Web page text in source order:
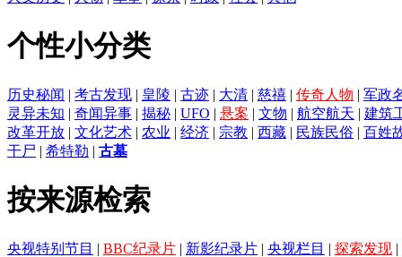
个性小分类
历史秘闻 | 考古发现 | 皇陵 | 古迹 | 大清 | 慈禧 | 传奇人物 | 军政
灵异未知 | 奇闻异事 | 揭秘 | UFO | 悬案 | 文物 | 航空航天 | 建筑
改革开放 | 文化艺术 | 农业 | 经济 | 宗教 | 西藏 | 民族民俗 | 百姓
干尸 | 希特勒 | 古墓
按来源检索
央视特别节目 | BBC纪录片 | 新影纪录片 | 央视栏目 | 探索发现 |